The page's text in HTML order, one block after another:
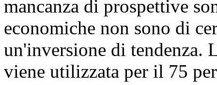
mancanza di prospettive
economiche non sono di
un'inversione di tendenza.
viene utilizzata per il 75